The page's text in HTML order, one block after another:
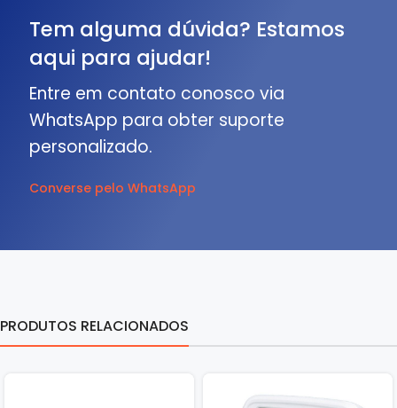
Tem alguma dúvida? Estamos
aqui para ajudar!
Entre em contato conosco via
WhatsApp para obter suporte
personalizado.
Converse pelo WhatsApp
PRODUTOS RELACIONADOS